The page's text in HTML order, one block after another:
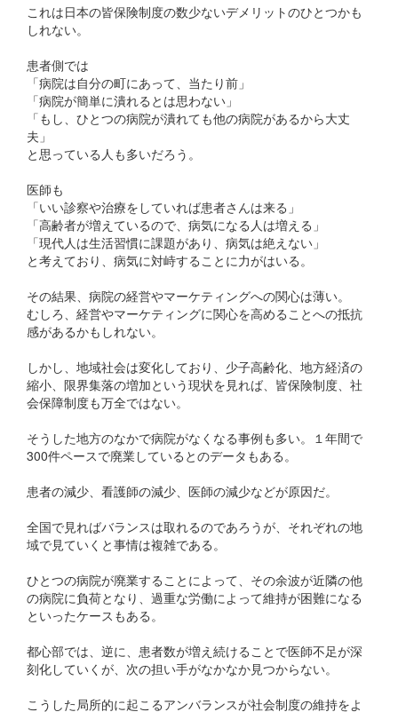
これは日本の皆保険制度の数少ないデメリットのひとつかも
しれない。
患者側では
「病院は自分の町にあって、当たり前」
「病院が簡単に潰れるとは思わない」
「もし、ひとつの病院が潰れても他の病院があるから大丈
夫」
と思っている人も多いだろう。
医師も
「いい診察や治療をしていれば患者さんは来る」
「高齢者が増えているので、病気になる人は増える」
「現代人は生活習慣に課題があり、病気は絶えない」
と考えており、病気に対峙することに力がはいる。
その結果、病院の経営やマーケティングへの関心は薄い。
むしろ、経営やマーケティングに関心を高めることへの抵抗
感があるかもしれない。
しかし、地域社会は変化しており、少子高齢化、地方経済の
縮小、限界集落の増加という現状を見れば、皆保険制度、社
会保障制度も万全ではない。
そうした地方のなかで病院がなくなる事例も多い。１年間で
300件ペースで廃業しているとのデータもある。
患者の減少、看護師の減少、医師の減少などが原因だ。
全国で見ればバランスは取れるのであろうが、それぞれの地
域で見ていくと事情は複雑である。
ひとつの病院が廃業することによって、その余波が近隣の他
の病院に負荷となり、過重な労働によって維持が困難になる
といったケースもある。
都心部では、逆に、患者数が増え続けることで医師不足が深
刻化していくが、次の担い手がなかなか見つからない。
こうした局所的に起こるアンバランスが社会制度の維持をよ